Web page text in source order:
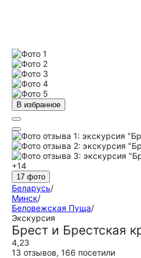
В избранное
+14
17 фото
Беларусь/
Минск/
Беловежская Пуща/
Экскурсия
Брест и Брестская
4,23
13 отзывов, 166 посетили